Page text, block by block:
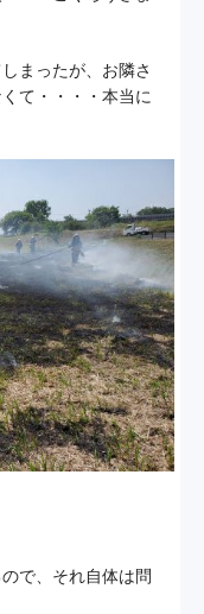
まったが、お隣さ
て・・・・本当に
で、それ自体は問